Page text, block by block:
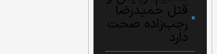
قتل حمیدرضا
رجب‌زاده صحت
دارد